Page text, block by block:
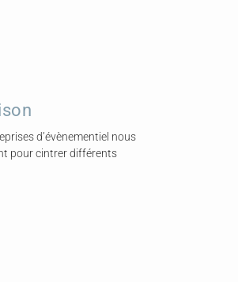
d’évènementiel nous
pour cintrer différents